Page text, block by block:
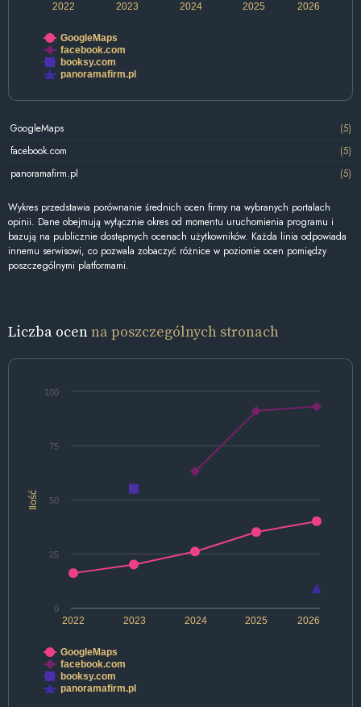
2022 2024 2026
2023 2025
GoogleMaps
facebook.com
booksy.com
panoramafirm.pl
GoogleMaps
(5)
facebook.com
(5)
panoramafirm.pl
(5)
Wykres przedstawia porównanie średnich ocen firmy na wybranych portalach
opinii. Dane obejmują wyłącznie okres od momentu uruchomienia programu i
bazują na publicznie dostępnych ocenach użytkowników. Każda linia odpowiada
innemu serwisowi, co pozwala zobaczyć różnice w poziomie ocen pomiędzy
poszczególnymi platformami.
Liczba ocenna poszczególnych stronach
Ilość
2022 2024 2026
2023 2025
0
100
25
50
75
GoogleMaps
facebook.com
booksy.com
panoramafirm.pl